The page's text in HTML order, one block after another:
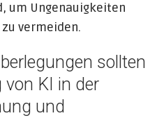
um Ungenauigkeiten
vermeiden.
sollten
von KI in der
und